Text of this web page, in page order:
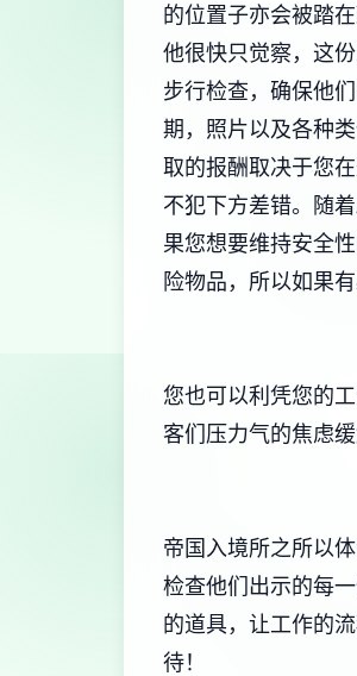
的位置子亦会被踏
他很快只觉察，这
步行检查，确保他
期，照片以及各种
取的报酬取决于您
不犯下方差错。随
果您想要维持安全
险物品，所以如果
您也可以利凭您的
客们压力气的焦虑
帝国入境所之所以
检查他们出示的每
的道具，让工作的
待！